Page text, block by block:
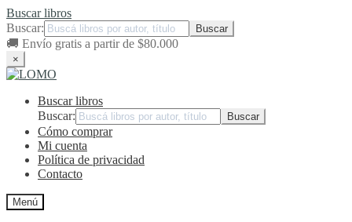
Buscar libros
Buscar:
🚚 Envío gratis a partir de $80.000
×
Ir
navegación
Ir
contenidoBuscar libros
Buscar:
Cómo comprar
Mi cuenta
Política de privacidad
Contacto
Menú